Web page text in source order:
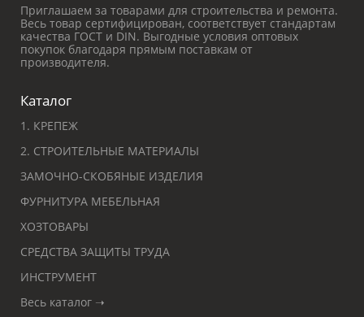
Приглашаем за товарами для строительства и ремонта.
Весь товар сертифицирован, соответствует стандартам
качества ГОСТ и DIN. Выгодные условия оптовых
покупок благодаря прямым поставкам от
производителя.
Каталог
1. КРЕПЕЖ
2. СТРОИТЕЛЬНЫЕ МАТЕРИАЛЫ
ЗАМОЧНО-СКОБЯНЫЕ ИЗДЕЛИЯ
ФУРНИТУРА МЕБЕЛЬНАЯ
ХОЗТОВАРЫ
СРЕДСТВА ЗАЩИТЫ ТРУДА
ИНСТРУМЕНТ
Весь каталог ➝